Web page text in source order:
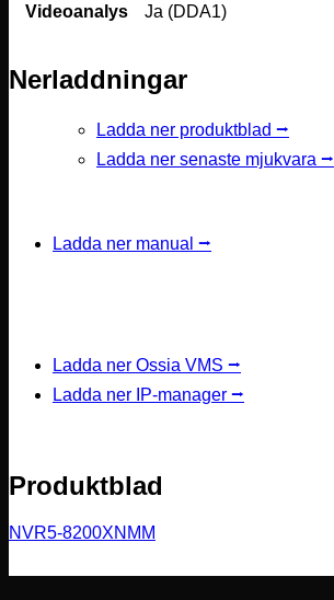
Videoanalys Ja (DDA1)
Nerladdningar
Ladda ner produktblad ⭢
Ladda ner senaste mjukvara ⭢
Ladda ner manual ⭢
Ladda ner Ossia VMS ⭢
Ladda ner IP-manager ⭢
Produktblad
NVR5-8200XNMM